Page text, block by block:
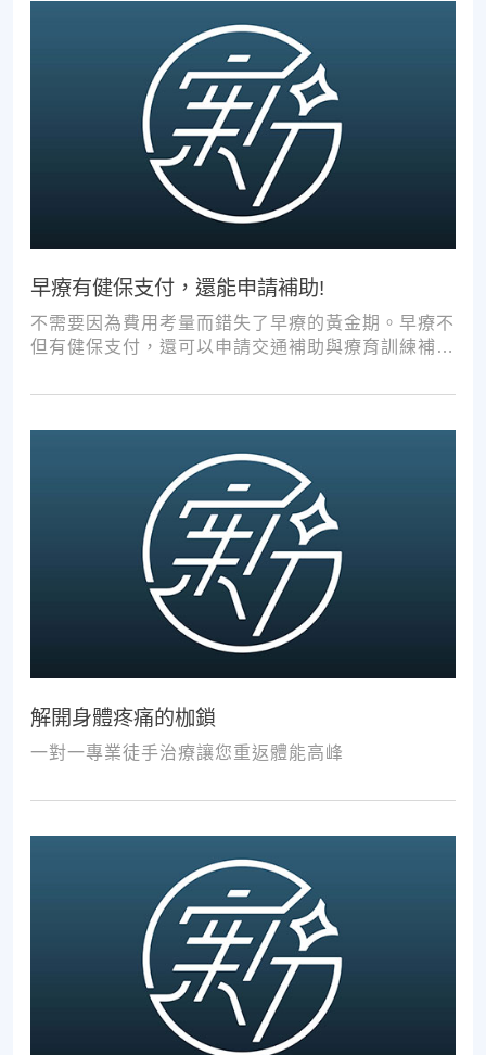
早療有健保支付，還能申請補助!
不需要因為費用考量而錯失了早療的黃金期。早療不
但有健保支付，還可以申請交通補助與療育訓練補
解開身體疼痛的枷鎖
一對一專業徒手治療讓您重返體能高峰